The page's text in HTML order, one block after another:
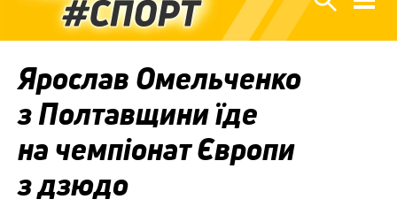
Ярослав Омельченко
з Полтавщини їде
на чемпіонат Європи
з дзюдо